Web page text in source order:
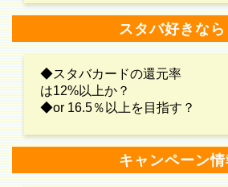
スタバ好きなら
◆スタバカードの還元率
は12%以上か？
◆or 16.5％以上を目指す？
キャンペーン情